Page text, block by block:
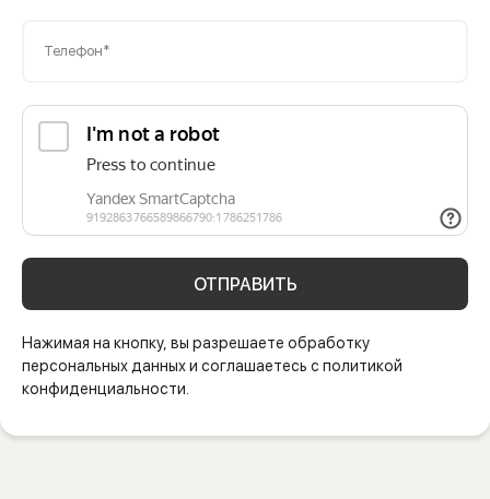
Телефон*
ОТПРАВИТЬ
Нажимая на кнопку, вы разрешаете обработку
персональных данных и соглашаетесь с политикой
конфиденциальности.